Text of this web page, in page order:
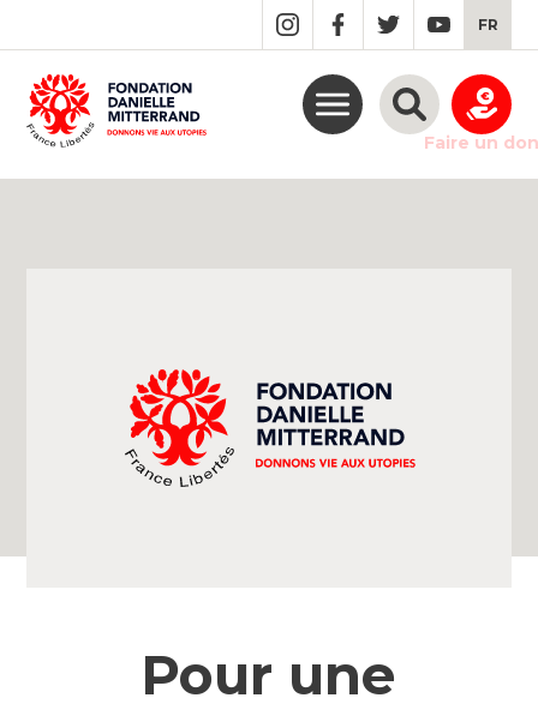
MAIN
CONTENT
FR
Faire un don
Pour une